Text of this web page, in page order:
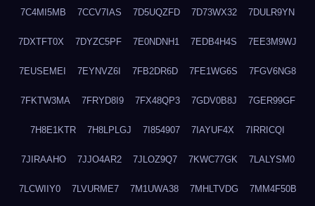
7C4MI5MB 7CCV7IAS 7D5UQZFD 7D73WX32 7DULR9YN
7DXTFT0X 7DYZC5PF 7E0NDNH1 7EDB4H4S 7EE3M9WJ
7EUSEMEI 7EYNVZ6I 7FB2DR6D 7FE1WG6S 7FGV6NG8
7FKTW3MA 7FRYD8I9 7FX48QP3 7GDV0B8J 7GER99GF
7H8E1KTR 7H8LPLGJ 7I854907 7IAYUF4X 7IRRICQI
7JIRAAHO 7JJO4AR2 7JLOZ9Q7 7KWC77GK 7LALYSM0
7LCWIIY0 7LVURME7 7M1UWA38 7MHLTVDG 7MM4F50B